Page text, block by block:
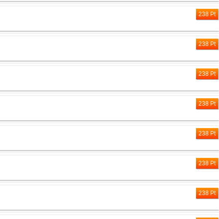
238 Pt
238 Pt
238 Pt
238 Pt
238 Pt
238 Pt
238 Pt